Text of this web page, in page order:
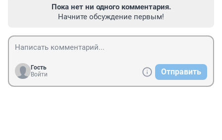
Пока нет ни одного комментария.
Начните обсуждение первым!
Гость
Войти
Отправить